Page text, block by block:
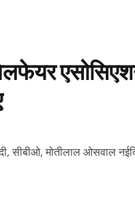
सीबीओ, मोतीलाल ओसवाल